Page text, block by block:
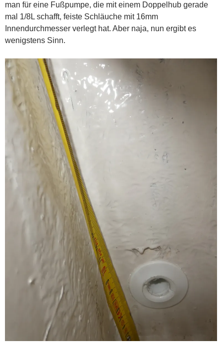
man für eine Fußpumpe, die mit einem Doppelhub gerade
mal 1/8L schafft, feiste Schläuche mit 16mm
Innendurchmesser verlegt hat. Aber naja, nun ergibt es
wenigstens Sinn.